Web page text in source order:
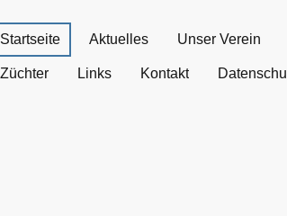
Startseite Aktuelles Unser Verein
Züchter Links Kontakt